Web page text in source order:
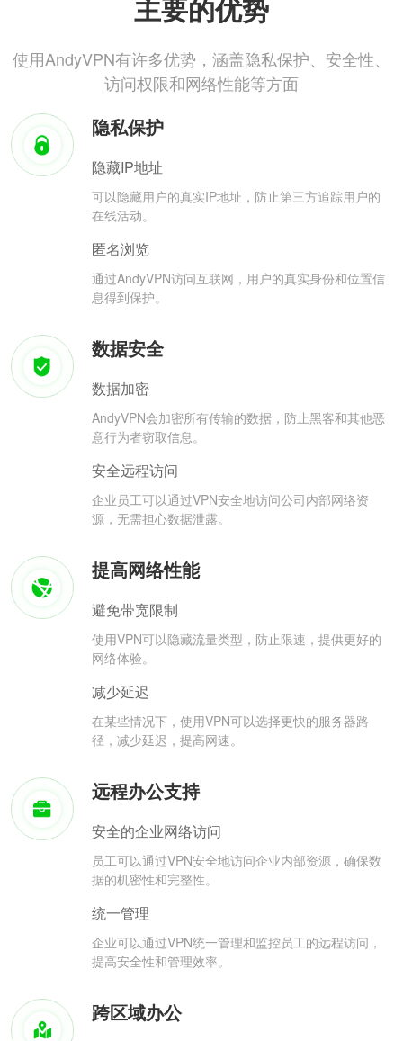
主要的优势
使用AndyVPN有许多优势，涵盖隐私保护、安全性、
访问权限和网络性能等方面
隐私保护
隐藏IP地址
可以隐藏用户的真实IP地址，防止第三方追踪用户的
在线活动。
匿名浏览
通过AndyVPN访问互联网，用户的真实身份和位置信
息得到保护。
数据安全
数据加密
AndyVPN会加密所有传输的数据，防止黑客和其他恶
意行为者窃取信息。
安全远程访问
企业员工可以通过VPN安全地访问公司内部网络资
源，无需担心数据泄露。
提高网络性能
避免带宽限制
使用VPN可以隐藏流量类型，防止限速，提供更好的
网络体验。
减少延迟
在某些情况下，使用VPN可以选择更快的服务器路
径，减少延迟，提高网速。
远程办公支持
安全的企业网络访问
员工可以通过VPN安全地访问企业内部资源，确保数
据的机密性和完整性。
统一管理
企业可以通过VPN统一管理和监控员工的远程访问，
提高安全性和管理效率。
跨区域办公